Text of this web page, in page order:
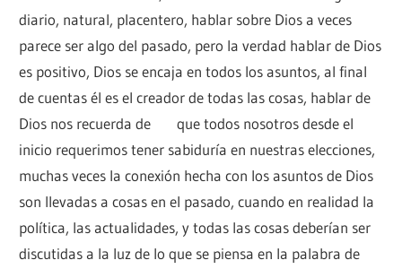
diario, natural, placentero, hablar sobre Dios a veces
parece ser algo del pasado, pero la verdad hablar de Dios
es positivo, Dios se encaja en todos los asuntos, al final
de cuentas él es el creador de todas las cosas, hablar de
Dios nos recuerda de que todos nosotros desde el
inicio requerimos tener sabiduría en nuestras elecciones,
muchas veces la conexión hecha con los asuntos de Dios
son llevadas a cosas en el pasado, cuando en realidad la
política, las actualidades, y todas las cosas deberían ser
discutidas a la luz de lo que se piensa en la palabra de